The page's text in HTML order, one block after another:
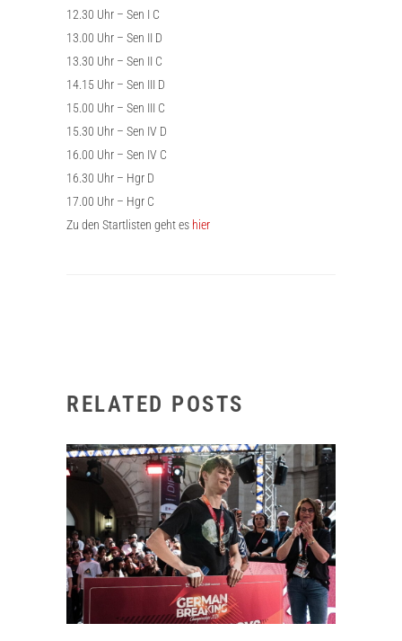
12.30 Uhr – Sen I C
13.00 Uhr – Sen II D
13.30 Uhr – Sen II C
14.15 Uhr – Sen III D
15.00 Uhr – Sen III C
15.30 Uhr – Sen IV D
16.00 Uhr – Sen IV C
16.30 Uhr – Hgr D
17.00 Uhr – Hgr C
Zu den Startlisten geht es hier
RELATED POSTS